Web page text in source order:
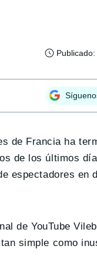
Publicado:
de Francia ha
de los últimos
espectadores en
de YouTube
simple como